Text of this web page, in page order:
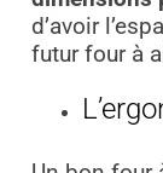
d’avoir
futur four à